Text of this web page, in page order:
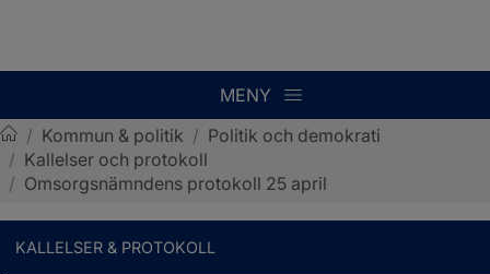
MENY
Sotenäs kommun
/ Kommun & politik / Politik och demokrati
/ Kallelser och protokoll
/ Omsorgsnämndens protokoll 25 april
KALLELSER & PROTOKOLL